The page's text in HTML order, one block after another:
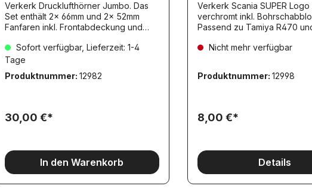
Verkerk Drucklufthörner Jumbo. Das
Set enthält 2x 66mm und 2x 52mm
Fanfaren inkl. Frontabdeckung und
verchromt.
Sofort verfügbar, Lieferzeit: 1-4
Tage
Produktnummer: 12982
30,00 €*
In den Warenkorb
Verkerk Scania SUPER Logo
verchromt inkl. Bohrschabblone.
Passend zu Tamiya
Nicht mehr verfügbar
Produktnummer: 12998
8,00 €*
Details